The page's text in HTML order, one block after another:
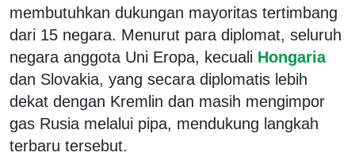
membutuhkan dukungan mayoritas tertimbang
dari 15 negara. Menurut para diplomat, seluruh
negara anggota Uni Eropa, kecuali Hongaria
dan Slovakia, yang secara diplomatis lebih
dekat dengan Kremlin dan masih mengimpor
gas Rusia melalui pipa, mendukung langkah
terbaru tersebut.